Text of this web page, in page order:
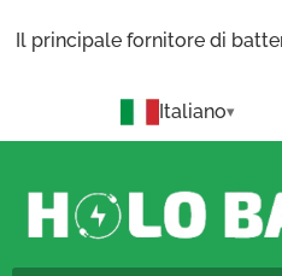
Il principale fornitore di
Italiano